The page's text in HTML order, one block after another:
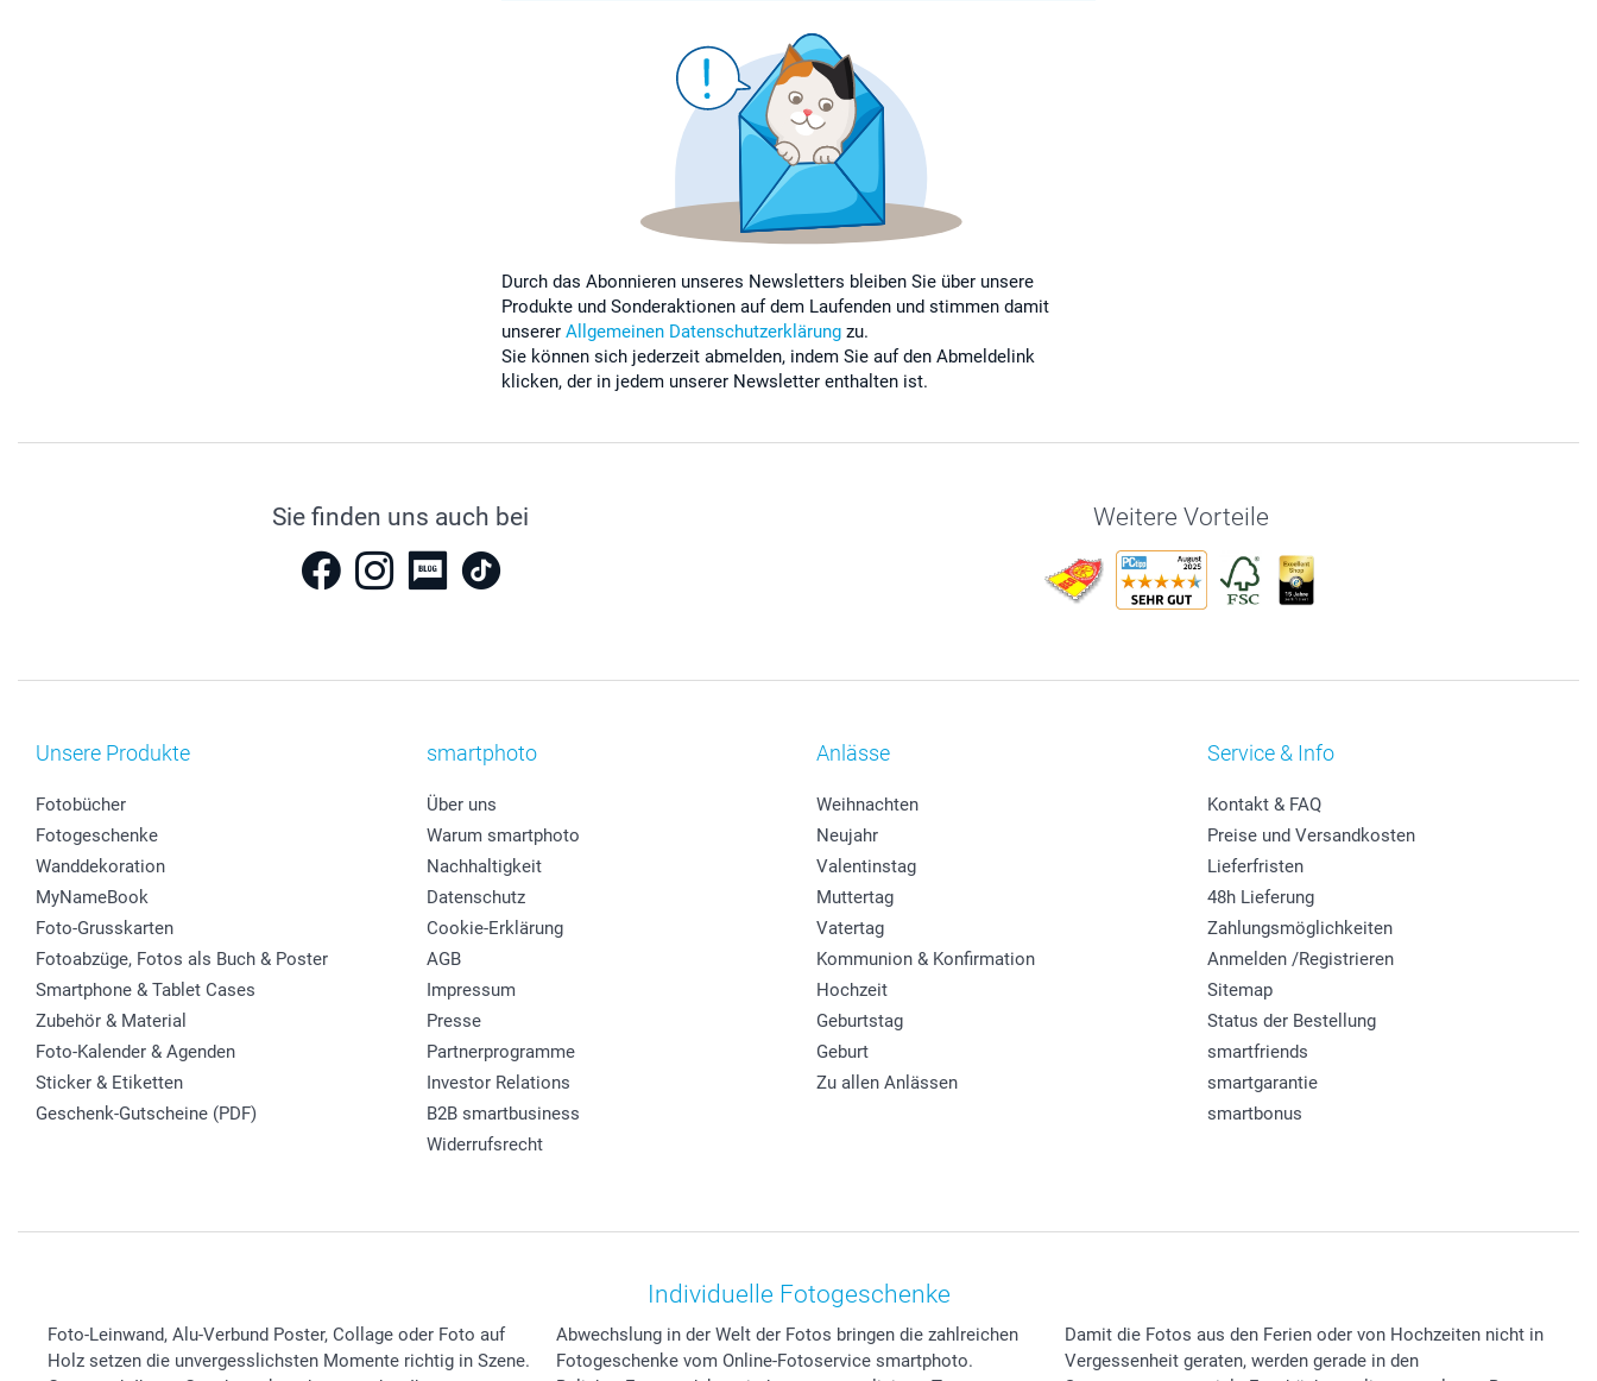
Durch das Abonnieren unseres Newsletters bleiben Sie über unsere
Produkte und Sonderaktionen auf dem Laufenden und stimmen damit
unserer Allgemeinen Datenschutzerklärung zu.
Sie können sich jederzeit abmelden, indem Sie auf den Abmeldelink
klicken, der in jedem unserer Newsletter enthalten ist.
Sie finden uns auch bei Weitere Vorteile
Unsere Produkte
Fotobücher
Fotogeschenke
Wanddekoration
MyNameBook
Foto-Grusskarten
Fotoabzüge, Fotos als Buch & Poster
Smartphone & Tablet Cases
Zubehör & Material
Foto-Kalender & Agenden
Sticker & Etiketten
Geschenk-Gutscheine (PDF)
smartphoto
Über uns
Warum smartphoto
Nachhaltigkeit
Datenschutz
Cookie-Erklärung
AGB
Impressum
Presse
Partnerprogramme
Investor Relations
B2B smartbusiness
Widerrufsrecht
Anlässe
Weihnachten
Neujahr
Valentinstag
Muttertag
Vatertag
Kommunion & Konfirmation
Hochzeit
Geburtstag
Geburt
Zu allen Anlässen
Service & Info
Kontakt & FAQ
Preise und Versandkosten
Lieferfristen
48h Lieferung
Zahlungsmöglichkeiten
Anmelden /Registrieren
Sitemap
Status der Bestellung
smartfriends
smartgarantie
smartbonus
Individuelle Fotogeschenke
Foto-Leinwand, Alu-Verbund Poster, Collage oder Foto auf
Holz setzen die unvergesslichsten Momente richtig in Szene.
Abwechslung in der Welt der Fotos bringen die zahlreichen
Fotogeschenke vom Online-Fotoservice smartphoto.
Damit die Fotos aus den Ferien oder von Hochzeiten nicht in
Vergessenheit geraten, werden gerade in den